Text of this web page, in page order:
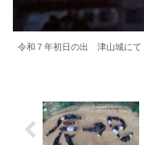
令和７年初日の出 津山城にて